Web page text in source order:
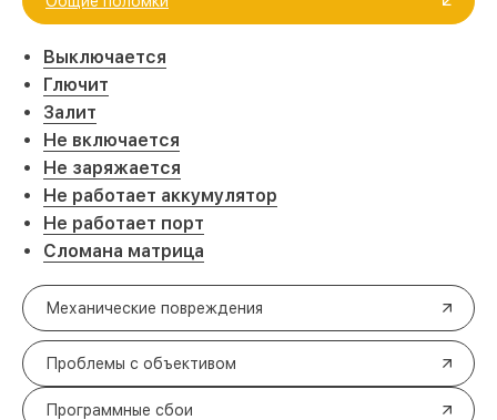
Выключается
Глючит
Залит
Не включается
Не заряжается
Не работает аккумулятор
Не работает порт
Сломана матрица
Механические повреждения
Проблемы с объективом
Программные сбои